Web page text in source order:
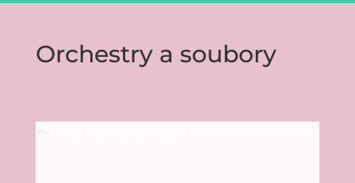
Orchestry a soubory